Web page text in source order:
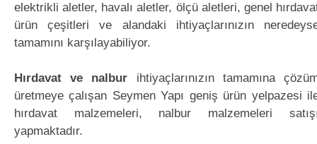
elektrikli aletler, havalı aletler, ölçü aletleri, genel
ürün çeşitleri ve alandaki ihtiyaçlarınızın
tamamını karşılayabiliyor.
Hırdavat ve nalbur ihtiyaçlarınızın tamamına
üretmeye çalışan Seymen Yapı geniş ürün yelpazesi
hırdavat malzemeleri, nalbur malzemeleri
yapmaktadır.